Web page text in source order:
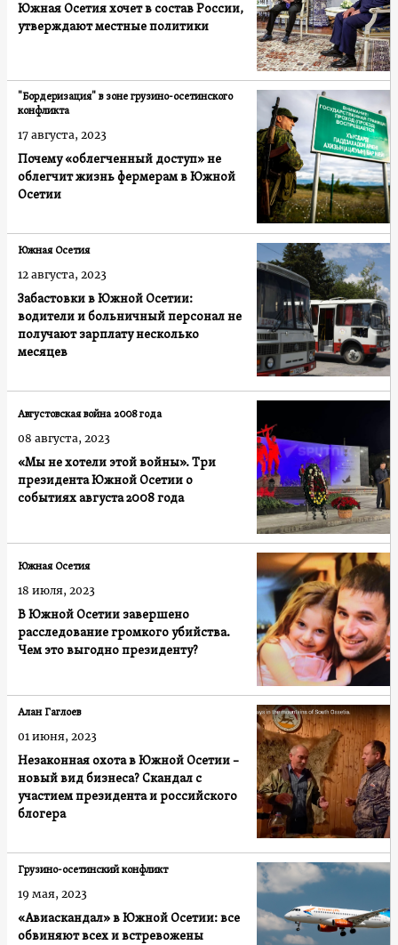
Южная Осетия хочет в состав России,
утверждают местные политики
Почему «облегченный доступ» не
облегчит жизнь фермерам в Южной
Осетии
"Бордеризация" в зоне грузино-осетинского
конфликта
17 августа, 2023
Забастовки в Южной Осетии:
водители и больничный персонал не
получают зарплату несколько
месяцев
Южная Осетия
12 августа, 2023
«Мы не хотели этой войны». Три
президента Южной Осетии о
событиях августа 2008 года
Августовская война 2008 года
08 августа, 2023
В Южной Осетии завершено
расследование громкого убийства.
Чем это выгодно президенту?
Южная Осетия
18 июля, 2023
Незаконная охота в Южной Осетии –
новый вид бизнеса? Скандал с
участием президента и российского
блогера
Алан Гаглоев
01 июня, 2023
«Авиаскандал» в Южной Осетии: все
обвиняют всех и встревожены
Грузино-осетинский конфликт
19 мая, 2023